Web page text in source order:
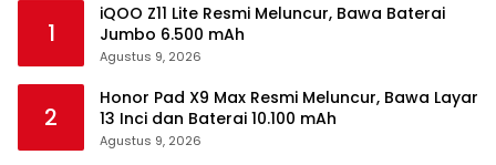
1
iQOO Z11 Lite Resmi Meluncur, Bawa Baterai
Jumbo 6.500 mAh
Agustus 9, 2026
2
Honor Pad X9 Max Resmi Meluncur, Bawa Layar
13 Inci dan Baterai 10.100 mAh
Agustus 9, 2026